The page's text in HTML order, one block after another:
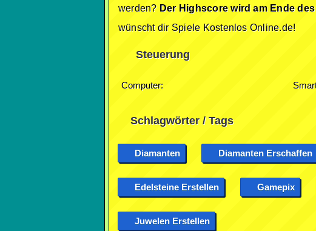
werden? Der Highscore wird am Ende
wünscht dir Spiele Kostenlos Online.de!
Steuerung
Computer:
Schlagwörter / Tags
Diamanten Diamanten Erschaffen
Edelsteine Erstellen Gamepix
Juwelen Erstellen